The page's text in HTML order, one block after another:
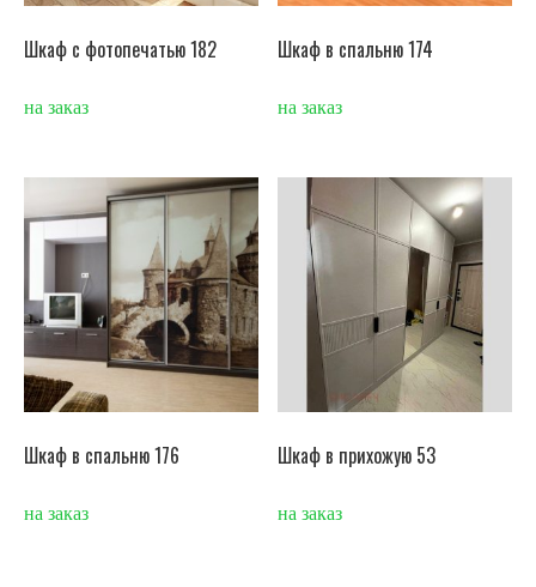
Шкаф с фотопечатью 182
на заказ
Шкаф в спальню 174
на заказ
Шкаф в спальню 176
на заказ
Шкаф в прихожую 53
на заказ